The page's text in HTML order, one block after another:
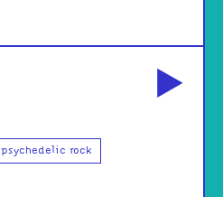
psychedelic rock